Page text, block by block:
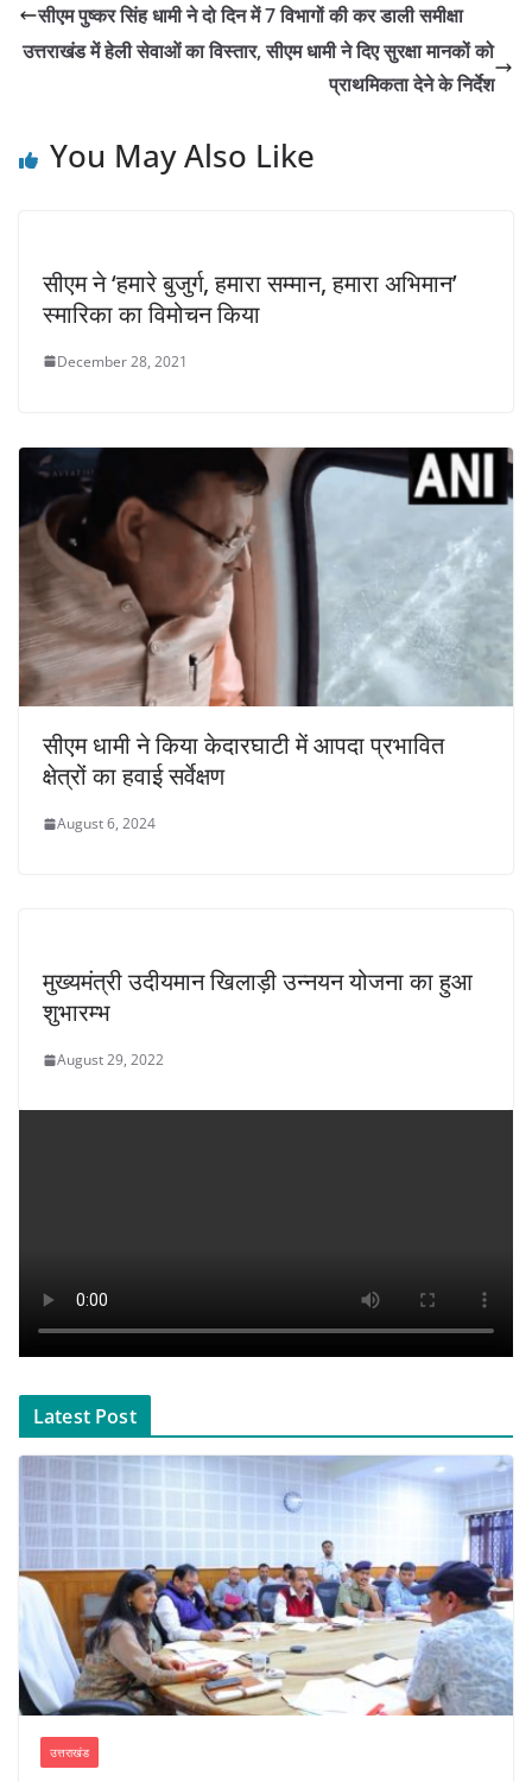
सीएम पुष्कर सिंह धामी ने दो दिन में 7 विभागों की कर डाली समीक्षा
उत्तराखंड में हेली सेवाओं का विस्तार, सीएम धामी ने दिए सुरक्षा मानकों को
प्राथमिकता देने के निर्देश
You May Also Like
सीएम ने ‘हमारे बुजुर्ग, हमारा सम्मान, हमारा अभिमान’
स्मारिका का विमोचन किया
December 28, 2021
सीएम धामी ने किया केदारघाटी में आपदा प्रभावित
क्षेत्रों का हवाई सर्वेक्षण
August 6, 2024
मुख्यमंत्री उदीयमान खिलाड़ी उन्नयन योजना का हुआ
शुभारम्भ
August 29, 2022
Latest Post
उत्तराखंड